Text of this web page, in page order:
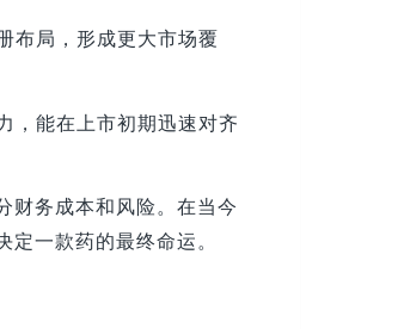
布局，形成更大市场覆
，能在上市初期迅速对齐
财务成本和风险。在当今
一款药的最终命运。